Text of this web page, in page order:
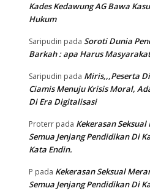
Kades Kedawung AG Bawa
Hukum
Saripudin pada Soroti Dunia
Barkah : apa Harus
Saripudin pada Miris,,,Peserta
Ciamis Menuju Krisis Moral,
Di Era Digitalisasi
Proterr pada Kekerasan
Semua Jenjang Pendidikan Di
Kata Endin.
P pada Kekerasan Seksual
Semua Jenjang Pendidikan Di